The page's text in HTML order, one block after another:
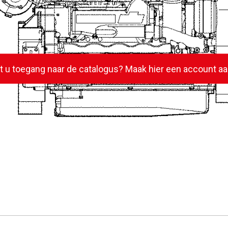
u toegang naar de catalogus? Maak hier een account